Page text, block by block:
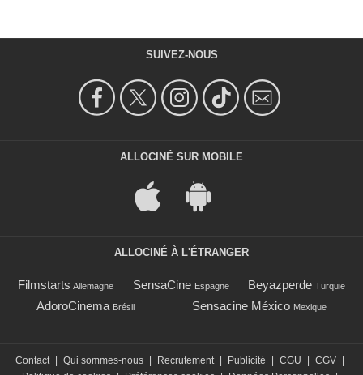
SUIVEZ-NOUS
ALLOCINÉ SUR MOBILE
ALLOCINÉ À L'ÉTRANGER
Filmstarts Allemagne SensaCine Espagne Beyazperde Turquie
AdoroCinema Brésil Sensacine México Mexique
Contact | Qui sommes-nous | Recrutement | Publicité | CGU | CGV |